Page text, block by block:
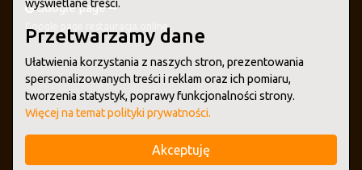
Google page
Google page restauracja.online
wyświetlane treści.
Przetwarzamy dane
Ułatwienia korzystania z naszych stron, prezentowania
spersonalizowanych treści i reklam oraz ich pomiaru,
tworzenia statystyk, poprawy funkcjonalności strony.
Więcej na temat polityki prywatności.
Akceptuję